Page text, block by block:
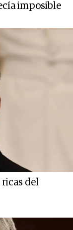
imposible
del